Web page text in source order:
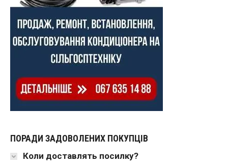
ПОРАДИ ЗАДОВОЛЕНИХ ПОКУПЦІВ
Коли доставлять посилку?